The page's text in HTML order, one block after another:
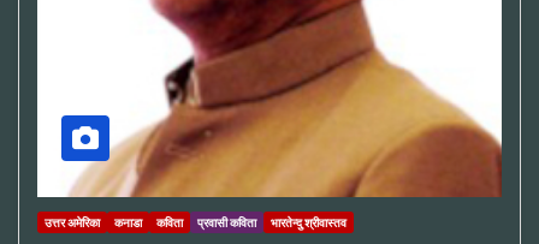
उत्तर अमेरिका कनाडा कविता प्रवासी कविता भारतेन्दु श्रीवास्तव